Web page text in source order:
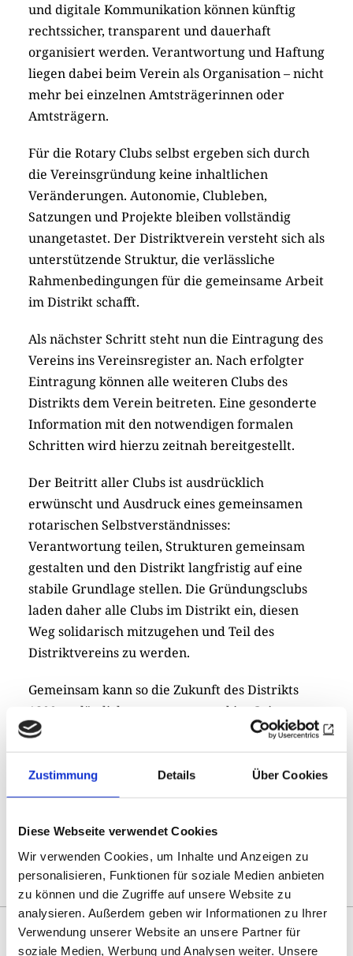
Zustimmung Details Über Cookies
Diese Webseite verwendet Cookies
Wir verwenden Cookies, um Inhalte und Anzeigen zu
personalisieren, Funktionen für soziale Medien anbieten
zu können und die Zugriffe auf unsere Website zu
analysieren. Außerdem geben wir Informationen zu Ihrer
Verwendung unserer Website an unsere Partner für
soziale Medien, Werbung und Analysen weiter. Unsere
und digitale Kommunikation können künftig
rechtssicher, transparent und dauerhaft
organisiert werden. Verantwortung und Haftung
liegen dabei beim Verein als Organisation – nicht
mehr bei einzelnen Amtsträgerinnen oder
Amtsträgern.
Für die Rotary Clubs selbst ergeben sich durch
die Vereinsgründung keine inhaltlichen
Veränderungen. Autonomie, Clubleben,
Satzungen und Projekte bleiben vollständig
unangetastet. Der Distriktverein versteht sich als
unterstützende Struktur, die verlässliche
Rahmenbedingungen für die gemeinsame Arbeit
im Distrikt schafft.
Als nächster Schritt steht nun die Eintragung des
Vereins ins Vereinsregister an. Nach erfolgter
Eintragung können alle weiteren Clubs des
Distrikts dem Verein beitreten. Eine gesonderte
Information mit den notwendigen formalen
Schritten wird hierzu zeitnah bereitgestellt.
Der Beitritt aller Clubs ist ausdrücklich
erwünscht und Ausdruck eines gemeinsamen
rotarischen Selbstverständnisses:
Verantwortung teilen, Strukturen gemeinsam
gestalten und den Distrikt langfristig auf eine
stabile Grundlage stellen. Die Gründungsclubs
laden daher alle Clubs im Distrikt ein, diesen
Weg solidarisch mitzugehen und Teil des
Distriktvereins zu werden.
Gemeinsam kann so die Zukunft des Distrikts
1800 verlässlich, transparent und im Geist von
Rotary gestaltet werden.
Share
Open
options
Print 0
Overview
YOU MIGHT ALSO BE